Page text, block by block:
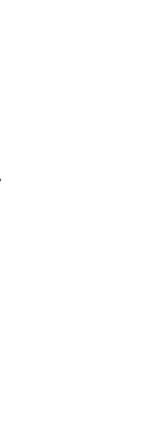
,